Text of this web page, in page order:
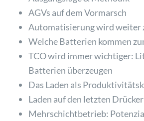
AGVs auf dem Vormarsch
Automatisierung wird weiter
Welche Batterien kommen
TCO wird immer wichtiger:
Batterien überzeugen
Das Laden als
Laden auf den letzten Drücker
Mehrschichtbetrieb: